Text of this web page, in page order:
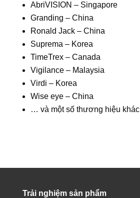
AbriVISION – Singapore
Granding – China
Ronald Jack – China
Suprema – Korea
TimeTrex – Canada
Vigilance – Malaysia
Virdi – Korea
Wise eye – China
… và một số thương hiệu khác
Trải nghiệm sản phẩm